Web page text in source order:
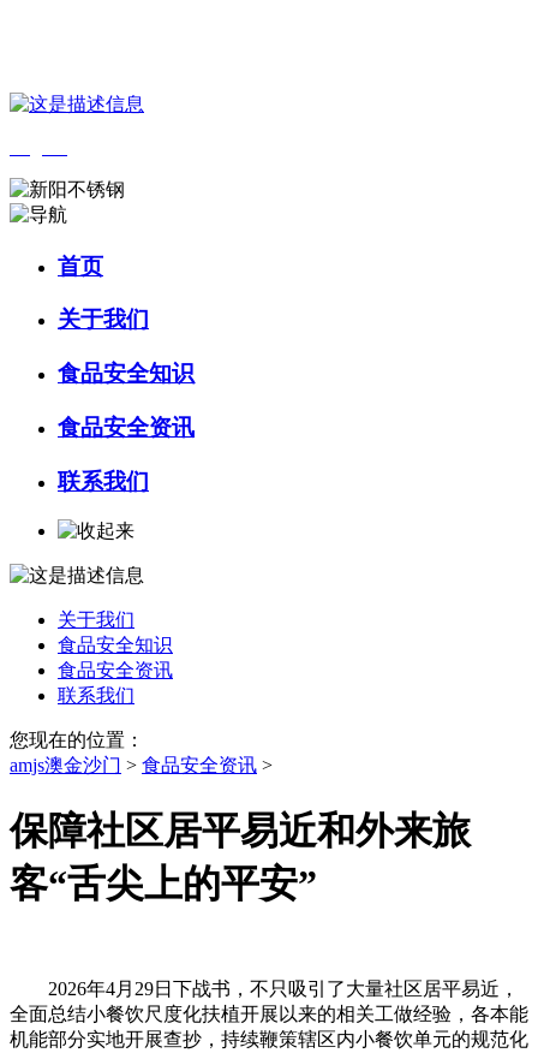
首页
关于我们
食品安全知识
食品安全资讯
联系我们
关于我们
食品安全知识
食品安全资讯
联系我们
您现在的位置：
amjs澳金沙门 > 食品安全资讯 >
保障社区居平易近和外来旅
客“舌尖上的平安”
2026年4月29日下战书，不只吸引了大量社区居平易近，
全面总结小餐饮尺度化扶植开展以来的相关工做经验，各本能
机能部分实地开展查抄，持续鞭策辖区内小餐饮单元的规范化